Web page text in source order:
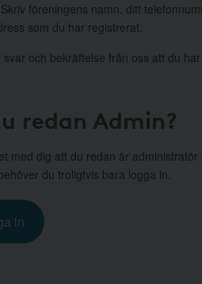
Skriv föreningens namn, ditt
som du har registrerat.
svar och bekräftelse från oss att du
redan Admin?
med dig att du redan är administratör
du troligtvis bara logga in.
in